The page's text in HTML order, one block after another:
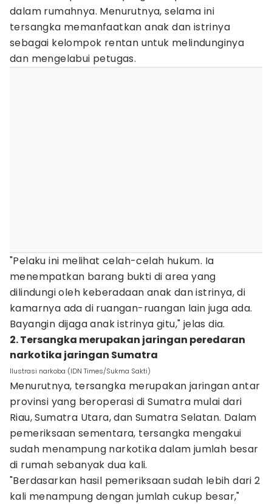
dalam rumahnya. Menurutnya, selama ini
tersangka memanfaatkan anak dan istrinya
sebagai kelompok rentan untuk melindunginya
dan mengelabui petugas.
"Pelaku ini melihat celah-celah hukum. Ia
menempatkan barang bukti di area yang
dilindungi oleh keberadaan anak dan istrinya, di
kamarnya ada di ruangan-ruangan lain juga ada.
Bayangin dijaga anak istrinya gitu," jelas dia.
2. Tersangka merupakan jaringan peredaran
narkotika jaringan Sumatra
Ilustrasi narkoba (IDN Times/Sukma Sakti)
Menurutnya, tersangka merupakan jaringan antar
provinsi yang beroperasi di Sumatra mulai dari
Riau, Sumatra Utara, dan Sumatra Selatan. Dalam
pemeriksaan sementara, tersangka mengakui
sudah menampung narkotika dalam jumlah besar
di rumah sebanyak dua kali.
"Berdasarkan hasil pemeriksaan sudah lebih dari 2
kali menampung dengan jumlah cukup besar,"